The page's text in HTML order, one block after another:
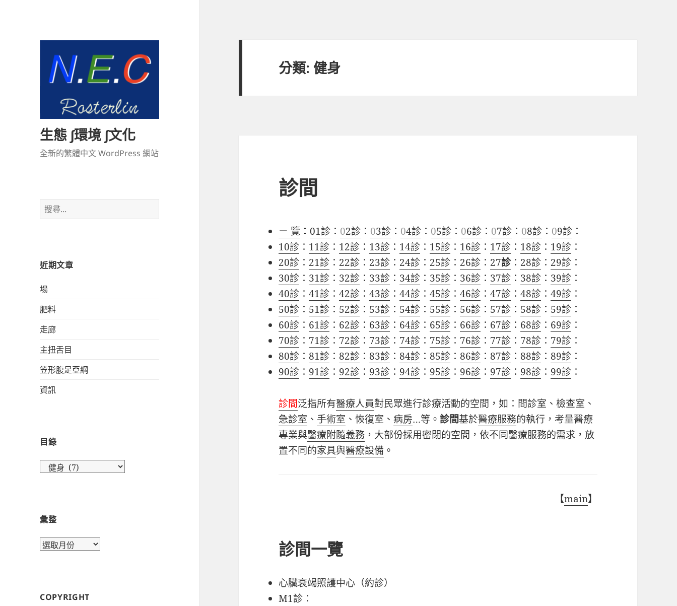
生態 ∫環境 ∫文化
全新的繁體中文 WordPress 網站
搜
尋
近期文章
場
肥料
走廊
主扭舌目
笠形腹足亞綱
資訊
目錄
彙整
彙
COPYRIGHT
分類: 健身
診間
ㄧ 覽 ：01診 ： 02診 ： 03診 ： 04診 ： 05診 ： 06診 ： 07診 ： 08診 ： 09診 ：
10診 ： 11診 ： 12診 ： 13診 ： 14診 ： 15診 ： 16診 ： 17診 ： 18診 ： 19診 ：
20診 ： 21診 ： 22診 ： 23診 ： 24診 ： 25診 ： 26診 ： 27診： 28診 ： 29診 ：
30診 ： 31診 ： 32診 ： 33診 ： 34診 ： 35診 ： 36診 ： 37診 ： 38診 ： 39診 ：
40診 ：41診 ：42診 ：43診 ：44診 ：45診 ：46診 ：47診 ：48診 ：49診 ：
50診 ： 51診 ： 52診 ： 53診 ： 54診 ： 55診 ： 56診 ： 57診 ： 58診 ： 59診 ：
60診 ： 61診 ： 62診 ： 63診 ： 64診 ： 65診 ： 66診 ： 67診 ： 68診 ： 69診 ：
70診 ： 71診 ： 72診 ： 73診 ： 74診 ： 75診 ： 76診 ： 77診 ： 78診 ： 79診 ：
80診 ： 81診 ： 82診 ： 83診 ： 84診 ： 85診 ： 86診 ： 87診 ： 88診 ： 89診 ：
90診 ： 91診 ： 92診 ： 93診 ： 94診 ： 95診 ： 96診 ： 97診 ： 98診 ： 99診 ：
診間泛指所有醫療人員對民眾進行診療活動的空間，如：問診室、檢查室、
急診室 、 手術室 、恢復室、病房…等。診間基於醫療服務的執行，考量醫療
專業與醫療附隨義務 ，大部份採用密閉的空間，依不同醫療服務的需求，放
置不同的家具與醫療設備 。
【main】
診間一覽
心臟衰竭照護中心（約診）
M1診：